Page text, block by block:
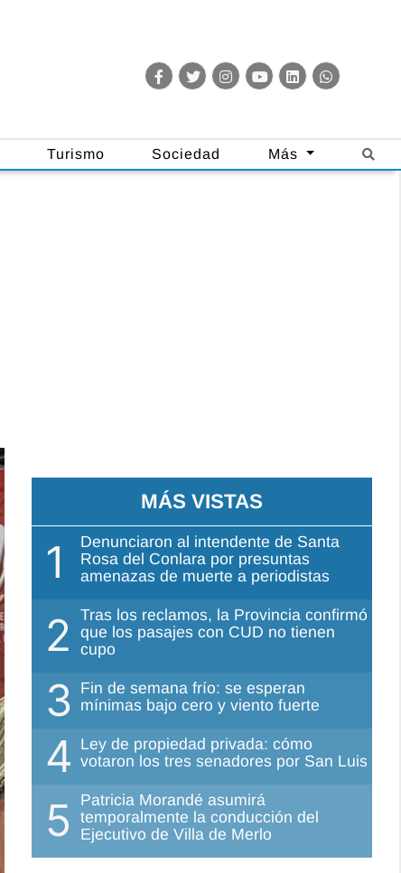
Turismo Sociedad Más
MÁS VISTAS
1
Denunciaron al intendente de Santa
Rosa del Conlara por presuntas
amenazas de muerte a periodistas
2
Tras los reclamos, la Provincia confirmó
que los pasajes con CUD no tienen
cupo
3 Fin de semana frío: se esperan
mínimas bajo cero y viento fuerte
4 Ley de propiedad privada: cómo
votaron los tres senadores por San Luis
5
Patricia Morandé asumirá
temporalmente la conducción del
Ejecutivo de Villa de Merlo